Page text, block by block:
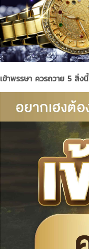
เข้าพรรษา ควรถวาย 5 สิ่